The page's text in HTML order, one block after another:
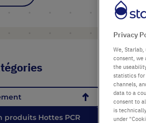
produits Hottes PCR
Privacy
We,
consent, we
the
statistics for
channels,
data to a
consent to
is
under